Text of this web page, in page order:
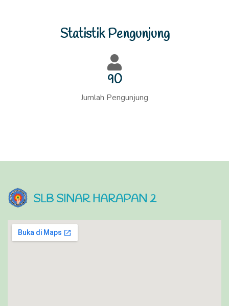
Statistik Pengunjung
90
Jumlah Pengunjung
SLB SINAR HARAPAN 2